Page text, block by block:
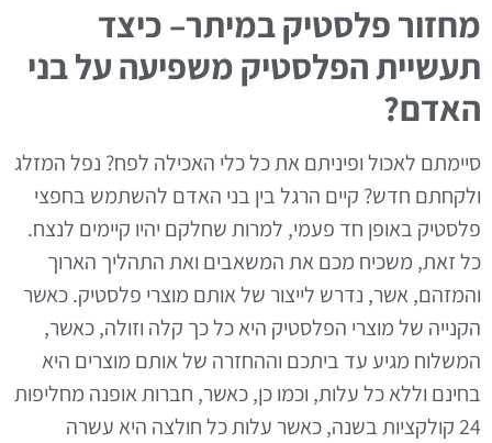
מחזור פלסטיק במיתר– כיצד
תעשיית הפלסטיק משפיעה על בני
האדם?
סיימתם לאכול ופיניתם את כל כלי האכילה לפח? נפל המזלג
ולקחתם חדש? קיים הרגל בין בני האדם להשתמש בחפצי
פלסטיק באופן חד פעמי, למרות שחלקם יהיו קיימים לנצח.
כל זאת, משכיח מכם את המשאבים ואת התהליך הארוך
והמזהם, אשר, נדרש לייצור של אותם מוצרי פלסטיק. כאשר
הקנייה של מוצרי הפלסטיק היא כל כך קלה וזולה, כאשר,
המשלוח מגיע עד ביתכם וההחזרה של אותם מוצרים היא
בחינם וללא כל עלות, וכמו כן, כאשר, חברות אופנה מחליפות
24 קולקציות בשנה, כאשר עלות כל חולצה היא עשרה